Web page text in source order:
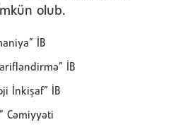
olub.
İB
İB
İnkişaf” İB
Cəmiyyəti